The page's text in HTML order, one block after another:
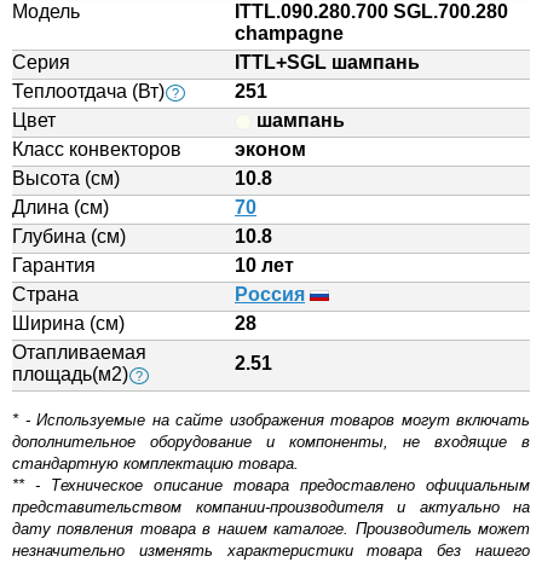
Модель
ITTL.090.280.700 SGL.700.280
champagne
Серия
ITTL+SGL шампань
Теплоотдача (Вт) ?
251
Цвет
шампань
Класс конвекторов
эконом
Высота (см)
10.8
Длина (см)
70
Глубина (см)
10.8
Гарантия
10 лет
Страна
Россия
Ширина (см)
28
Отапливаемая
площадь(м2) ?
2.51
* - Используемые на сайте изображения товаров могут включать
дополнительное оборудование и компоненты, не входящие в
стандартную комплектацию товара.
** - Техническое описание товара предоставлено официальным
представительством компании-производителя и актуально на
дату появления товара в нашем каталоге. Производитель может
незначительно изменять характеристики товара без нашего